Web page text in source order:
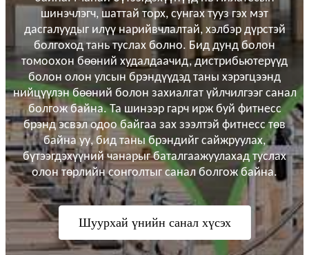
шинэчлэгч, шаттай торх, сунгах тууз гэх мэт
дасгалуудыг илүү нарийвчлалтай, хэлбэр дүрстэй
болгоход тань туслах болно. Бид дунд болон
томоохон бөөний худалдаачид, дистрибьютерүүд
болон олон улсын брэндүүдэд таны хэрэгцээнд
нийцүүлэн бөөний болон захиалгат үйлчилгээг санал
болгож байна. Та шинээр гарч ирж буй фитнесс
брэнд эсвэл одоо байгаа зах зээлтэй фитнесс төв
байна уу, бид таны брэндийг сайжруулах,
бүтээгдэхүүний чанарыг баталгаажуулахад туслах
олон төрлийн сонголтыг санал болгож байна.
Шуурхай үнийн санал хүсэх